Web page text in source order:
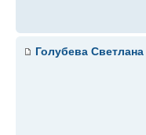
Голубева Светлана